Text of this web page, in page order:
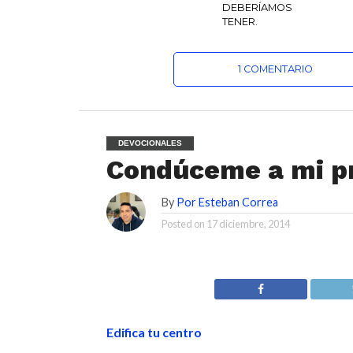
DEBERÍAMOS
TENER.
1 COMENTARIO
DEVOCIONALES
Condúceme a mi
By Por Esteban Correa
Posted on 17 diciembre, 2014
Edifica tu centro